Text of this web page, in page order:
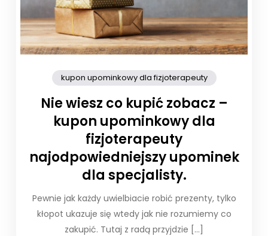
kupon upominkowy dla fizjoterapeuty
Nie wiesz co kupić zobacz –
kupon upominkowy dla
fizjoterapeuty
najodpowiedniejszy upominek
dla specjalisty.
Pewnie jak każdy uwielbiacie robić prezenty, tylko
kłopot ukazuje się wtedy jak nie rozumiemy co
zakupić. Tutaj z radą przyjdzie […]